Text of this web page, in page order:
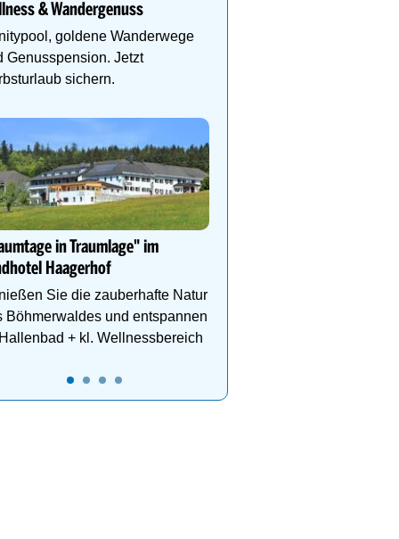
& Wandergenuss
goldene Wanderwege
Genusspension. Jetzt
sichern.
in Traumlage" im
Haagerhof
Sie die zauberhafte Natur
Böhmerwaldes und entspannen
+ kl. Wellnessbereich